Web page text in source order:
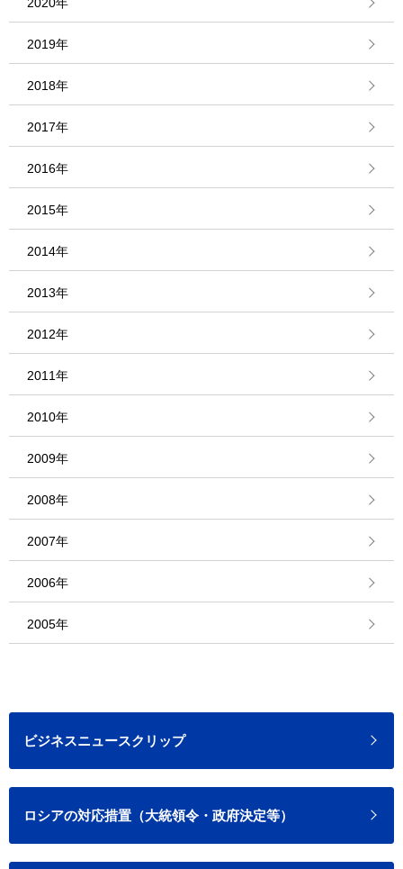
2019年
2018年
2017年
2016年
2015年
2014年
2013年
2012年
2011年
2010年
2009年
2008年
2007年
2006年
2005年
ビジネスニュースクリップ
ロシアの対応措置（大統領令・政府決定等）